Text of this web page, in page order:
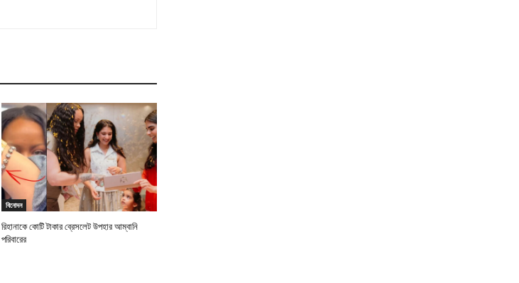
বিনোদন
রিহানাকে কোটি টাকার ব্রেসলেট উপহার আম্বানি
পরিবারের